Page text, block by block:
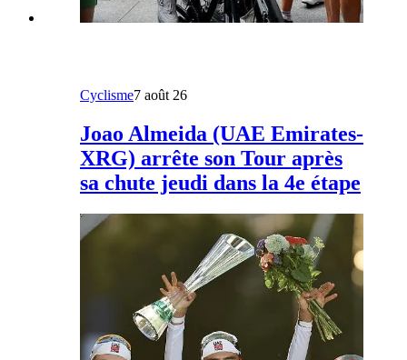
Cyclisme7 août 26
Joao Almeida (UAE Emirates-
XRG) arrête son Tour après
sa chute jeudi dans la 4e étape